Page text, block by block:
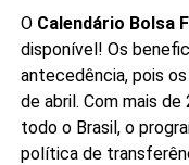
O Calendário Bolsa
disponível! Os
antecedência, pois
de abril. Com mais
todo o Brasil, o
política de